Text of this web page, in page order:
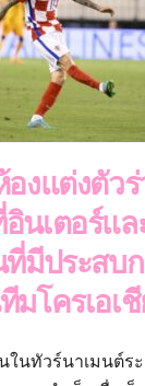
องแต่งตัว
นเตอร์แล
ที่มีประสบ
โครเอเ
ในทัวร์นาเมนต์ร